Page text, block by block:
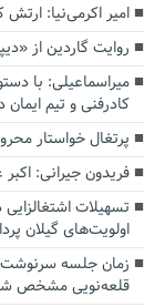
امیر اکرمی‌نیا: ارتش
روایت گاردین از
میراسماعیلی: با
کادرفنی و تیم ایمان
پرتغال خواستار
فریدون جیرانی:
تسهیلات
اولویت‌های گیلان
زمان جلسه
قلعه‌نویی مشخص